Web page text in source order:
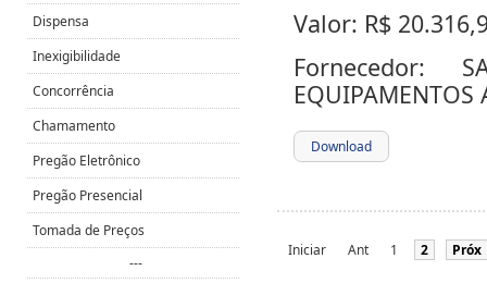
Valor: R$
Fornecedor:
EQUIPAMENTOS
Download
Iniciar Ant 1 2 Próx
Dispensa
Inexigibilidade
Concorrência
Chamamento
Pregão Eletrônico
Pregão Presencial
Tomada de Preços
---